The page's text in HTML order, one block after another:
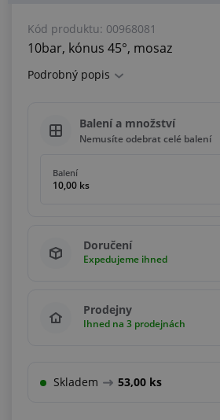
Kód produktu: 00968081
10bar, kónus 45°, mosaz
Podrobný popis
Balení a množství
Nemusíte odebrat celé balení
Balení
10,00 ks
Doručení
Expedujeme ihned
Prodejny
Ihned na 3 prodejnách
Skladem 53,00 ks